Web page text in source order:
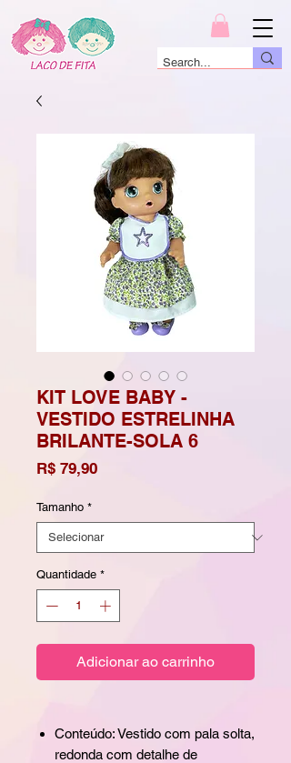
KIT LOVE BABY -
VESTIDO ESTRELINHA
BRILANTE-SOLA 6
R$ 79,90Preço
Tamanho *
Quantidade *
Adicionar ao carrinho
Conteúdo: Vestido com pala solta,
redonda com detalhe de